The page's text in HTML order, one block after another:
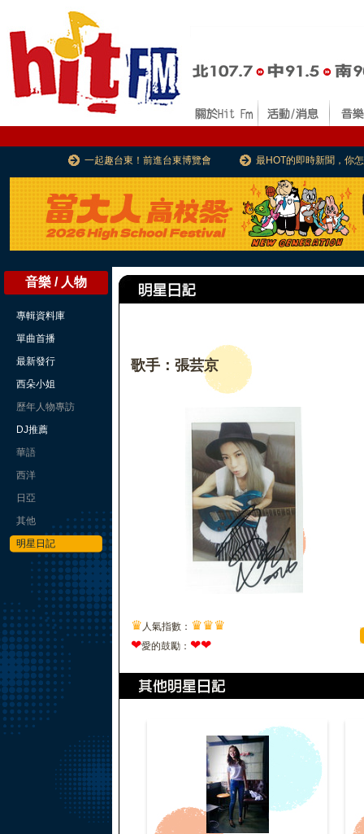
一起趣台東！前進台東博覽會 最HOT的即時新聞，你
音樂 / 人物
專輯資料庫
單曲首播
最新發行
西朵小姐
歷年人物專訪
DJ推薦
華語
西洋
日亞
其他
明星日記
歌手：張芸京
♛ 人氣指數： ♛♛♛
❤愛的鼓勵： ❤❤